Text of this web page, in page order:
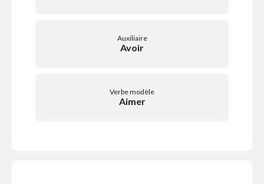
Auxiliaire
Avoir
Verbe modèle
Aimer